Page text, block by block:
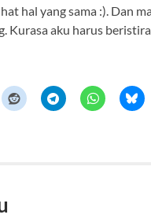
hal yang sama :). Dan
Kurasa aku harus